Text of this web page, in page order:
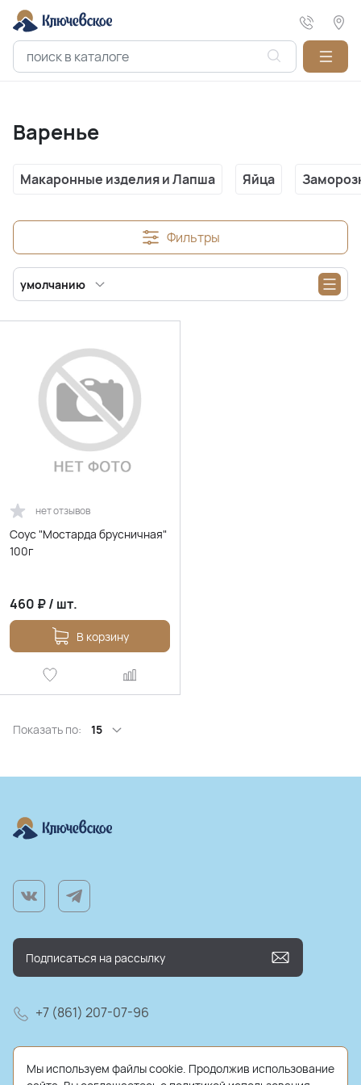
Варенье
Макаронные изделия и Лапша Яйца
Фильтры
умолчанию
нет отзывов
Соус "Мостарда брусничная"
100г
460 ₽/ шт.
В корзину
Показать по: 15
+7 (861) 207-07-96
farm@kluchmilk.ru
Мы используем файлы cookie. Продолжив использование